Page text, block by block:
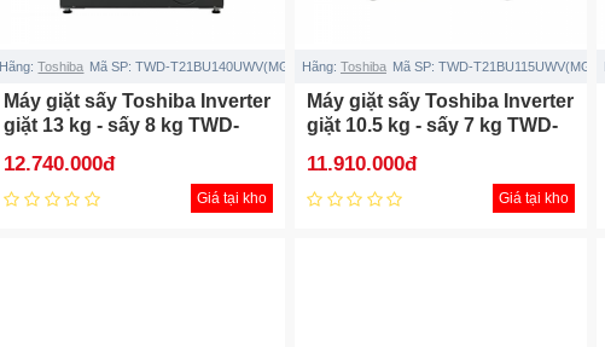
Hãng: Toshiba Mã SP: TWD-T21BU140UWV(MG)
Máy giặt sấy Toshiba Inverter
giặt 13 kg - sấy 8 kg TWD-
12.740.000đ
Giá tại kho
Hãng: Toshiba Mã SP: TWD-T21BU115UWV(MG)
Máy giặt sấy Toshiba Inverter
giặt 10.5 kg - sấy 7 kg TWD-
11.910.000đ
Giá tại kho